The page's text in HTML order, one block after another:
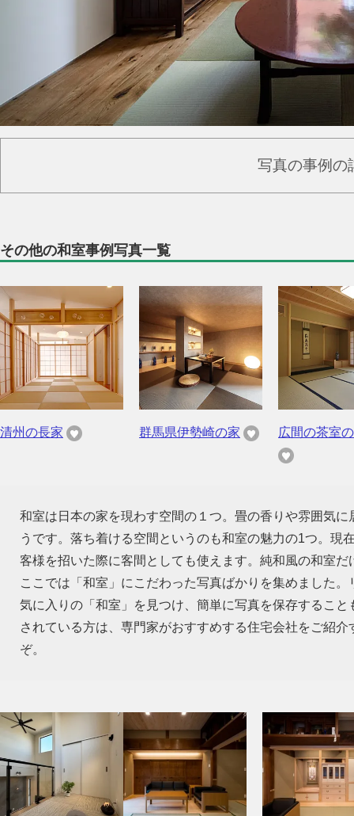
写真の事例の
その他の和室事例写真一覧
清州の長家 群馬県伊勢崎の家 広間の茶室
和室は日本の家を現わす空間の１つ。畳の香りや雰囲気
うです。落ち着ける空間というのも和室の魅力の1つ。現
客様を招いた際に客間としても使えます。純和風の和室
ここでは「和室」にこだわった写真ばかりを集めました
気に入りの「和室」を見つけ、簡単に写真を保存するこ
されている方は、専門家がおすすめする住宅会社をご紹介
ぞ。